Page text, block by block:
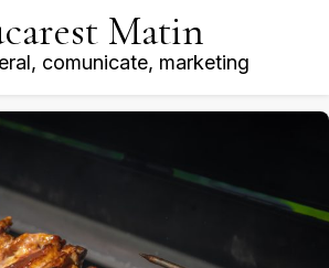
Matin
comunicate, marketing